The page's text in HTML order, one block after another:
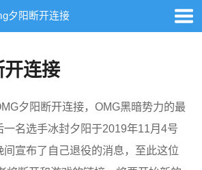
夕阳断开连接
连接
夕阳断开连接，OMG黑暗势力的最
一名选手冰封夕阳于2019年11月4号
间宣布了自己退役的消息，至此这位